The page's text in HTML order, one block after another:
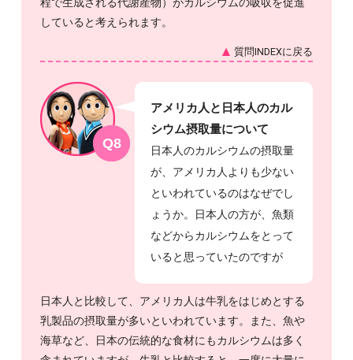
していると考えられます。
質問INDEXに戻る
Q8
アメリカ人と日本人のカル
シウム摂取量について
日本人のカルシウムの摂取量
が、アメリカ人よりも少ない
といわれているのはなぜでし
ょうか。日本人の方が、魚類
などからカルシウムをとって
いると思っていたのですが
日本人と比較して、アメリカ人は牛乳をはじめとする
乳製品の摂取量が多いといわれています。また、魚や
海草など、日本の伝統的な食材にもカルシウムは多く